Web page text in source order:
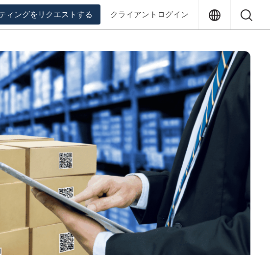
Translation
クライアントログイン
ィングをリクエストする